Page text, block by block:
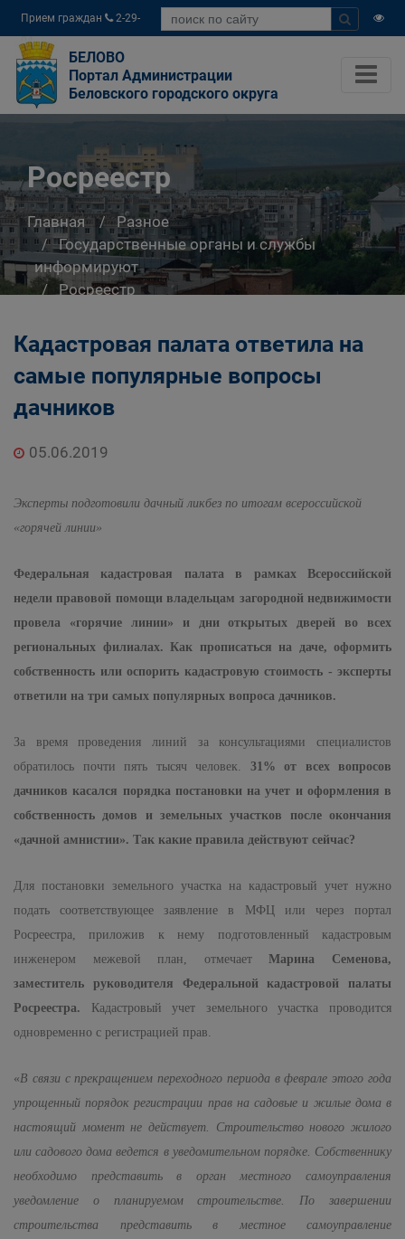
Прием граждан
2-29-
04
БЕЛОВО
Портал Администрации
Беловского городского округа
Росреестр
Главная
Разное
Государственные органы и службы
информируют
Росреестр
Кадастровая палата ответила на
самые популярные вопросы
дачников
05.06.2019
Эксперты подготовили дачный ликбез по итогам всероссийской
«горячей линии»
Федеральная кадастровая палата в рамках Всероссийской
недели правовой помощи владельцам загородной недвижимости
провела «горячие линии» и дни открытых дверей во всех
региональных филиалах. Как прописаться на даче, оформить
собственность или оспорить кадастровую стоимость - эксперты
ответили на три самых популярных вопроса дачников.
За время проведения линий за консультациями специалистов
обратилось почти пять тысяч человек. 31% от всех вопросов
дачников касался порядка постановки на учет и оформления в
собственность домов и земельных участков после окончания
«дачной амнистии». Так какие правила действуют сейчас?
Для постановки земельного участка на кадастровый учет нужно
подать соответствующее заявление в МФЦ или через портал
Росреестра, приложив к нему подготовленный кадастровым
инженером межевой план, отмечаетМарина Семенова,
заместитель руководителя Федеральной кадастровой палаты
Росреестра.
Кадастровый учет земельного участка проводится
одновременно с регистрацией прав.
«В связи с прекращением переходного периода в феврале этого года
упрощенный порядок регистрации прав на садовые и жилые дома в
настоящий момент не действует. Строительство нового жилого
или садового дома ведется в уведомительном порядке. Собственнику
необходимо представить в орган местного самоуправления
уведомление о планируемом строительстве. По завершении
строительства представить в местное самоуправление